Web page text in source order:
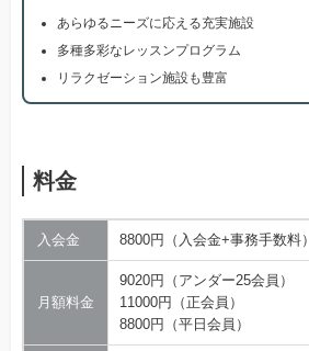
あらゆるニーズに応える充実施設
多種多彩なレッスンプログラム
リラクゼーション施設も豊富
料金
入会金 8800円（入会金+事務手数料）
月額料金
9020円（アンダー25会員）
11000円（正会員）
8800円（平日会員）